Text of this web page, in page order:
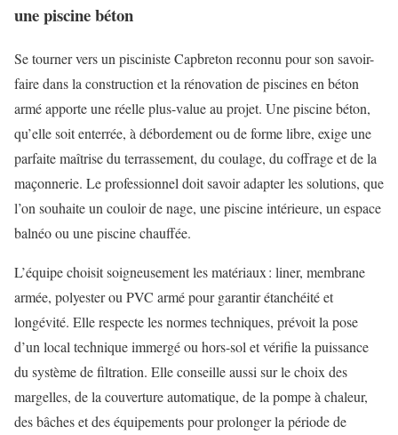
une piscine béton
Se tourner vers un pisciniste Capbreton reconnu pour son savoir-
faire dans la construction et la rénovation de piscines en béton
armé apporte une réelle plus-value au projet. Une piscine béton,
qu’elle soit enterrée, à débordement ou de forme libre, exige une
parfaite maîtrise du terrassement, du coulage, du coffrage et de la
maçonnerie. Le professionnel doit savoir adapter les solutions, que
l’on souhaite un couloir de nage, une piscine intérieure, un espace
balnéo ou une piscine chauffée.
L’équipe choisit soigneusement les matériaux : liner, membrane
armée, polyester ou PVC armé pour garantir étanchéité et
longévité. Elle respecte les normes techniques, prévoit la pose
d’un local technique immergé ou hors-sol et vérifie la puissance
du système de filtration. Elle conseille aussi sur le choix des
margelles, de la couverture automatique, de la pompe à chaleur,
des bâches et des équipements pour prolonger la période de